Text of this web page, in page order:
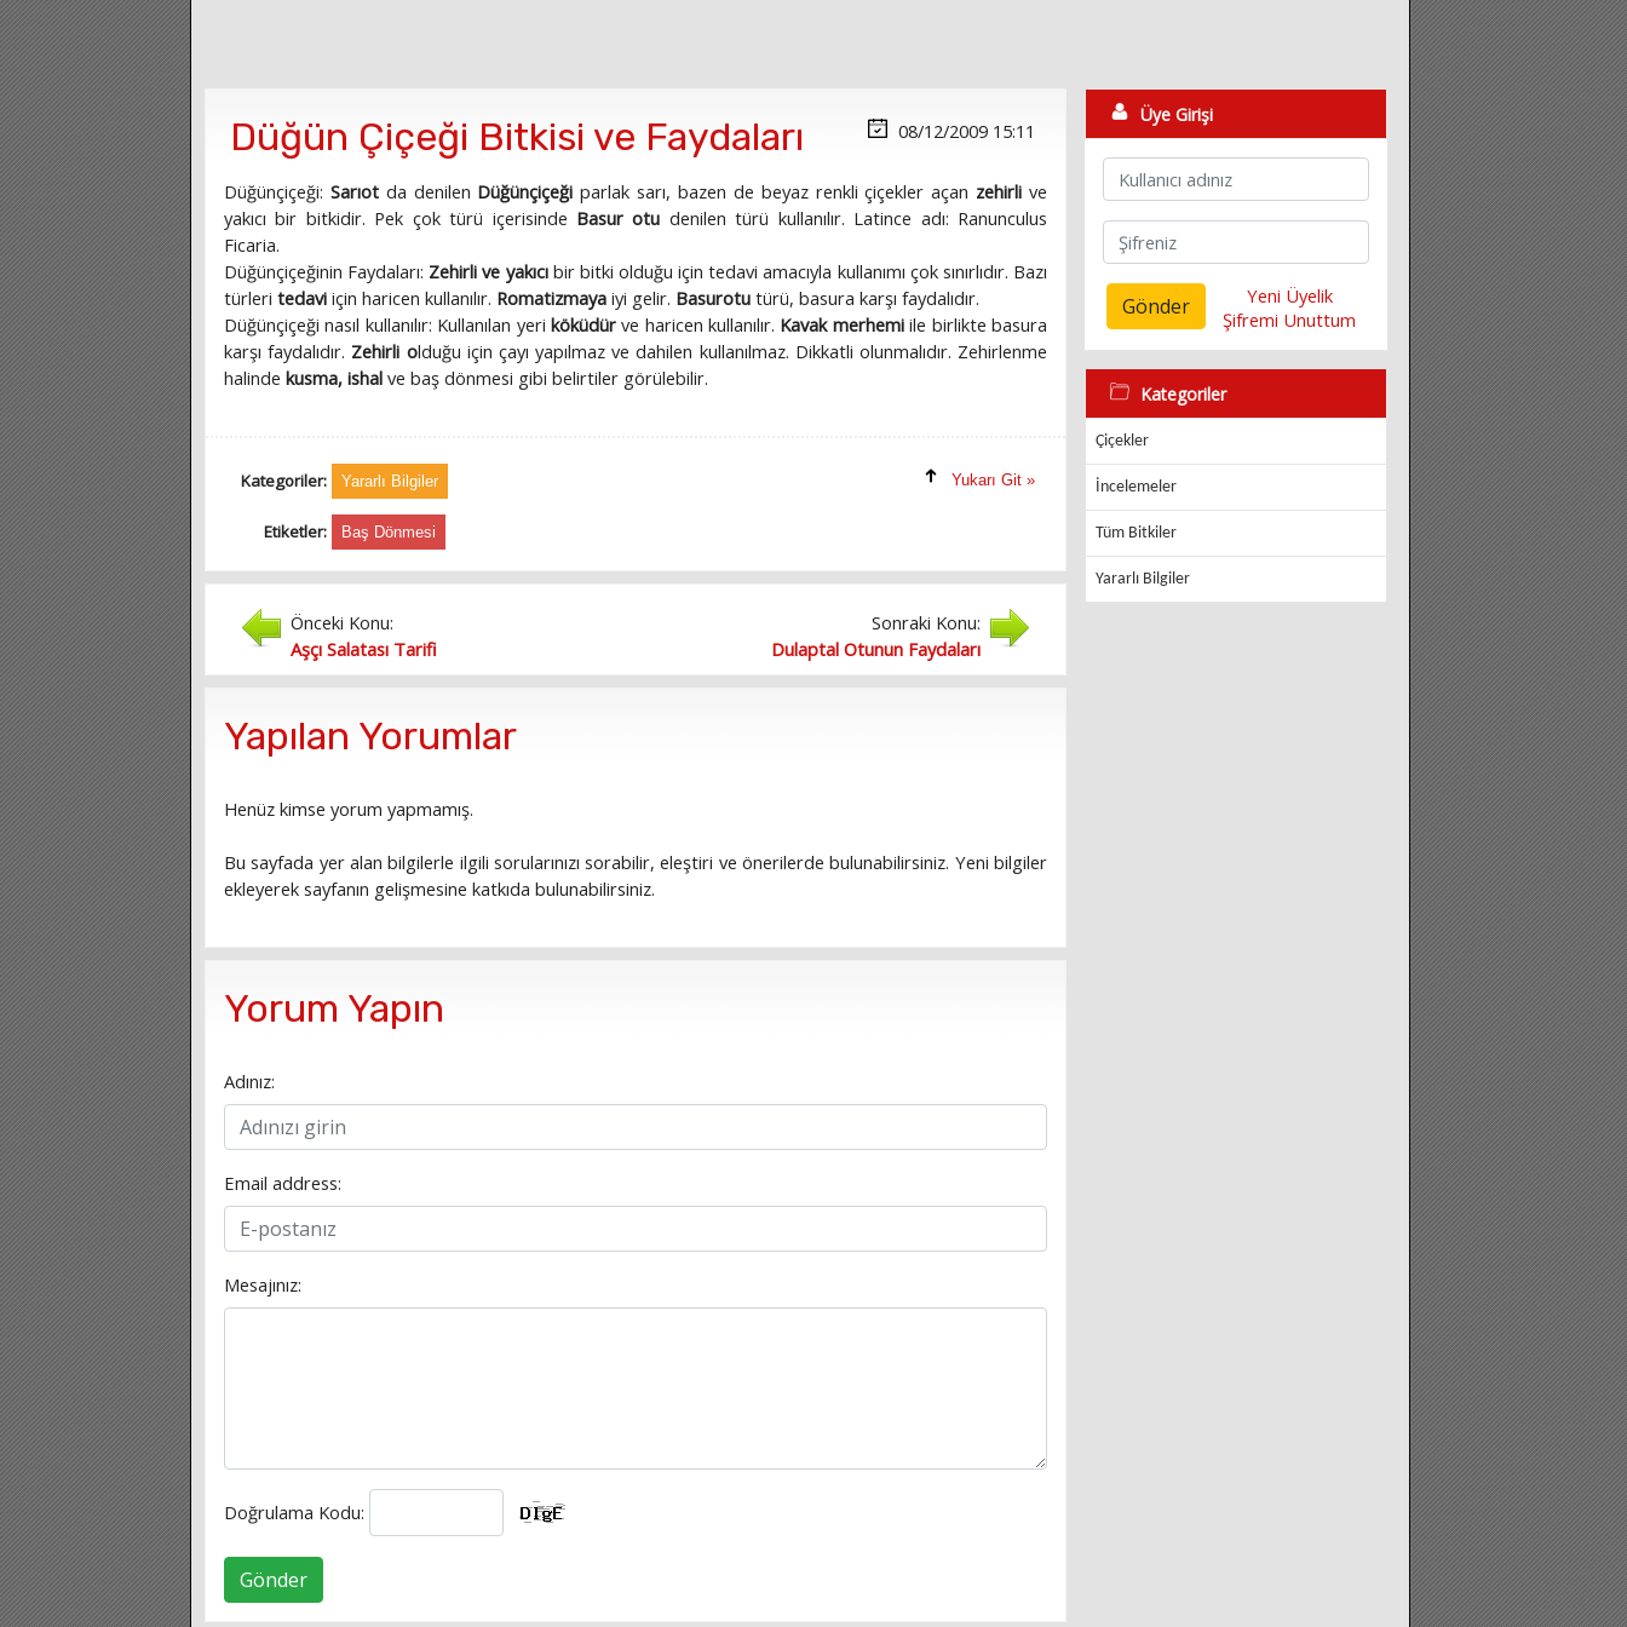
Düğün Çiçeği Bitkisi ve Faydaları 08/12/2009 15:11
Düğünçiçeği: Sarıot da denilen Düğünçiçeği parlak sarı, bazen de beyaz renkli çiçekler açan zehirli ve
yakıcı bir bitkidir. Pek çok türü içerisinde Basur otu denilen türü kullanılır. Latince adı: Ranunculus
Ficaria.
Düğünçiçeğinin Faydaları: Zehirli ve yakıcı bir bitki olduğu için tedavi amacıyla kullanımı çok sınırlıdır. Bazı
türleri tedavi için haricen kullanılır. Romatizmaya iyi gelir. Basurotu türü, basura karşı faydalıdır.
Düğünçiçeği nasıl kullanılır: Kullanılan yeri köküdürve haricen kullanılır. Kavak merhemiile birlikte basura
karşı faydalıdır. Zehirli olduğu için çayı yapılmaz ve dahilen kullanılmaz. Dikkatli olunmalıdır. Zehirlenme
halinde kusma, ishal ve baş dönmesi gibi belirtiler görülebilir.
Kategoriler: Yararlı Bilgiler Yukarı Git »
Etiketler: Baş Dönmesi
Önceki Konu:
Aşçı Salatası Tarifi
Sonraki Konu:
Dulaptal Otunun Faydaları
Yapılan Yorumlar
Henüz kimse yorum yapmamış.
Bu sayfada yer alan bilgilerle ilgili sorularınızı sorabilir, eleştiri ve önerilerde bulunabilirsiniz. Yeni bilgiler
ekleyerek sayfanın gelişmesine katkıda bulunabilirsiniz.
Yorum Yapın
Adınız:
Email address:
Mesajınız:
Doğrulama Kodu:
Gönder
Üye Girişi
Gönder
Yeni Üyelik
Şifremi Unuttum
Kategoriler
Çiçekler
İncelemeler
Tüm Bitkiler
Yararlı Bilgiler